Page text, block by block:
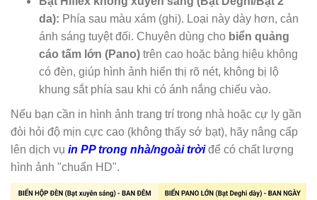
da): Phía sau màu xám (ghi). Loại này dày hơn, cản
ánh sáng tuyệt đối. Chuyên dùng cho biển quảng
cáo tấm lớn (Pano) trên cao hoặc bảng hiệu không
có đèn, giúp hình ảnh hiển thị rõ nét, không bị lộ
khung sắt phía sau khi có ánh nắng chiếu vào.
Nếu bạn cần in hình ảnh trang trí trong nhà hoặc cự ly gần
đòi hỏi độ mịn cực cao (không thấy sớ bạt), hãy nâng cấp
lên dịch vụ in PP trong nhà/ngoài trờiđể có chất lượng
hình ảnh "chuẩn HD".